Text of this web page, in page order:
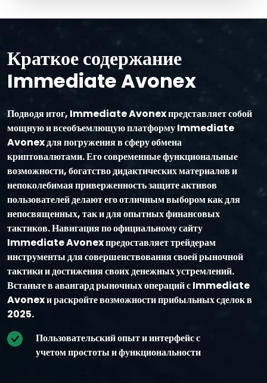
Краткое содержание
Immediate Avonex
Подводя итог, Immediate Avonex представляет собой
мощную и всеобъемлющую платформу Immediate
Avonex для погружения в сферу обмена
криптовалютами. Его современные функциональные
возможности, богатство дидактических материалов и
непоколебимая приверженность защите активов
пользователей делают его отличным выбором как для
непосвященных, так и для опытных финансовых
тактиков. Навигация по официальному сайту
Immediate Avonex предоставляет трейдерам
инструменты для совершенствования своей рыночной
тактики и достижения своих денежных устремлений.
Встаньте в авангард рыночных операций с Immediate
Avonex и раскройте возможности прибыльных сделок в
2025.
Пользовательский опыт и интерфейс с
учетом простоты и функциональности